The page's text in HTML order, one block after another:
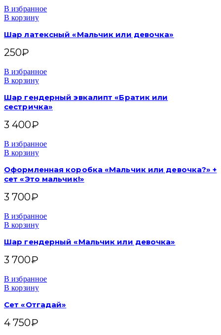
В избранное
В корзину
Шар латексный «Мальчик или девочка»
250₽
В избранное
В корзину
Шар гендерный эвкалипт «Братик или
сестричка»
3 400₽
В избранное
В корзину
Оформленная коробка «Мальчик или девочка?» +
сет «Это мальчик!»
3 700₽
В избранное
В корзину
Шар гендерный «Мальчик или девочка»
3 700₽
В избранное
В корзину
Сет «Отгадай»
4 750₽